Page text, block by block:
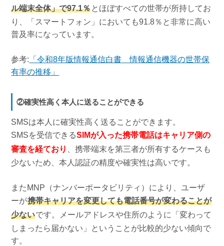
ル端末全体」で97.1％とほぼすべての世帯が所持してお
り、「スマートフォン」においても91.8％と非常に高い
普及率になっています。
参考: 「令和8年版情報通信白書 情報通信機器の世帯保
有率の推移」
②確実性高く本人に送ることができる
SMSは本人に確実性高く送ることができます。
SMSを受信できるSIMが入った携帯電話はキャリア側の
審査を経ており
、携帯端末を第三者が所有するケースも
少ないため、本人認証の精度や確実性は高いです。
またMNP（ナンバーポータビリティ）により、ユーザ
ーが携帯キャリアを変更しても電話番号が変わることが
少ないです。メールアドレスや住所のように「変わって
しまったら届かない」ということが比較的少ない傾向で
す。